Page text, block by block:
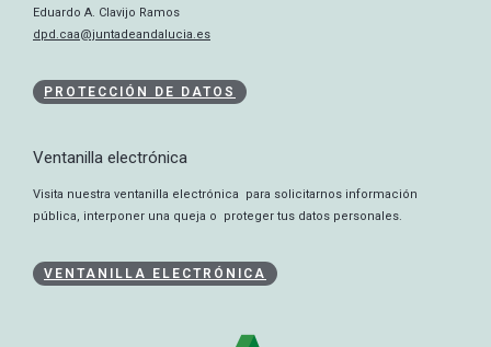
Eduardo A. Clavijo Ramos
dpd.caa@juntadeandalucia.es
PROTECCIÓN DE DATOS
Ventanilla electrónica
Visita nuestra ventanilla electrónica para solicitarnos información
pública, interponer una queja o proteger tus datos personales.
VENTANILLA ELECTRÓNICA